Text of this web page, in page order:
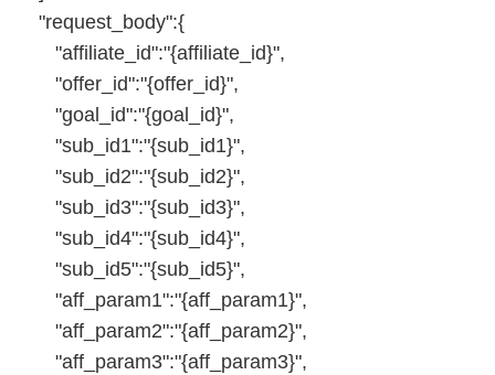
"request_body":{
"affiliate_id":"{affiliate_id}",
"offer_id":"{offer_id}",
"goal_id":"{goal_id}",
"sub_id1":"{sub_id1}",
"sub_id2":"{sub_id2}",
"sub_id3":"{sub_id3}",
"sub_id4":"{sub_id4}",
"sub_id5":"{sub_id5}",
"aff_param1":"{aff_param1}",
"aff_param2":"{aff_param2}",
"aff_param3":"{aff_param3}",